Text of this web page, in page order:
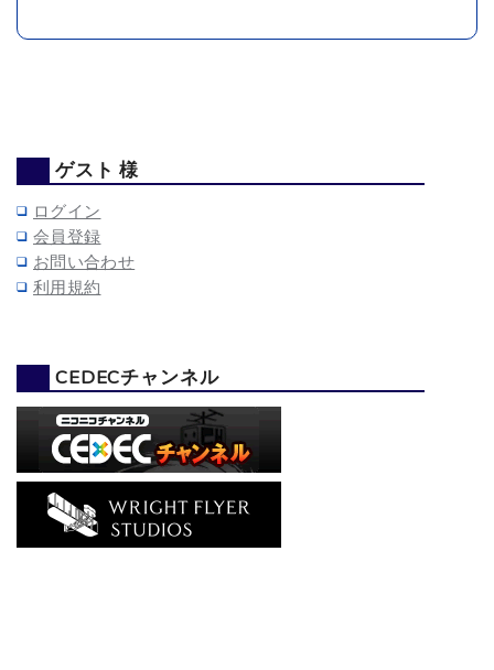
ゲスト 様
ログイン
会員登録
お問い合わせ
利用規約
CEDECチャンネル